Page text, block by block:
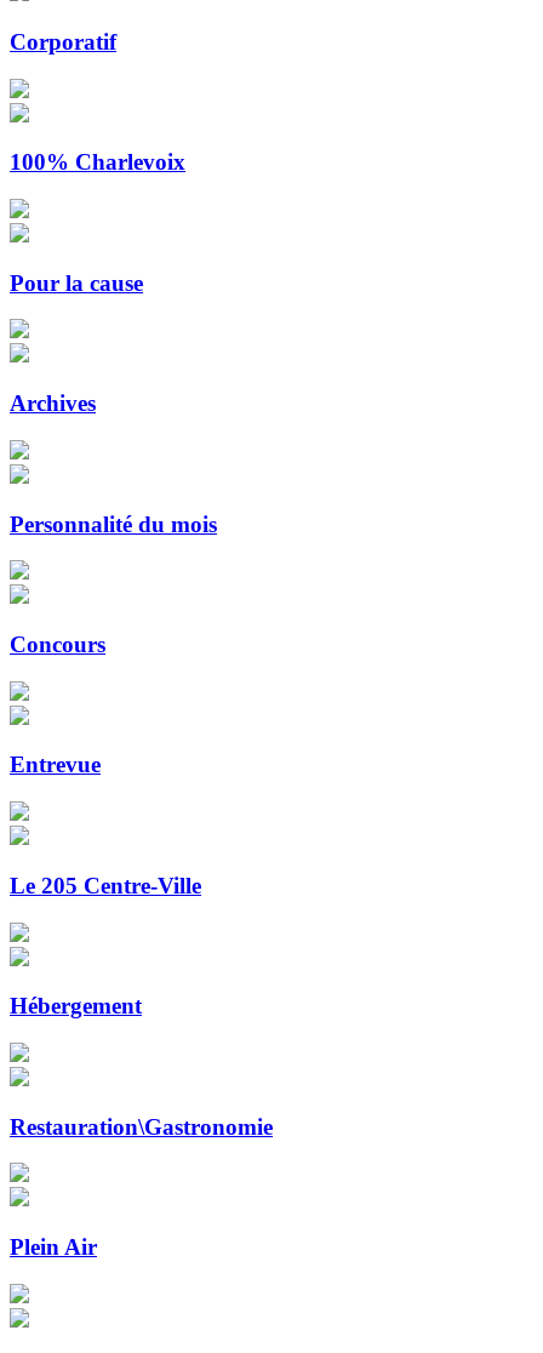
Corporatif
100% Charlevoix
Pour la cause
Archives
Personnalité du mois
Concours
Entrevue
Le 205 Centre-Ville
Hébergement
Restauration\Gastronomie
Plein Air